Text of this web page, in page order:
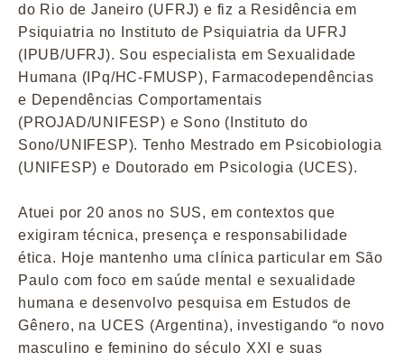
do Rio de Janeiro (UFRJ) e fiz a Residência em
Psiquiatria no Instituto de Psiquiatria da UFRJ
(IPUB/UFRJ). Sou especialista em Sexualidade
Humana (IPq/HC-FMUSP), Farmacodependências
e Dependências Comportamentais
(PROJAD/UNIFESP) e Sono (Instituto do
Sono/UNIFESP). Tenho Mestrado em Psicobiologia
(UNIFESP) e Doutorado em Psicologia (UCES).
Atuei por 20 anos no SUS, em contextos que
exigiram técnica, presença e responsabilidade
ética. Hoje mantenho uma clínica particular em São
Paulo com foco em saúde mental e sexualidade
humana e desenvolvo pesquisa em Estudos de
Gênero, na UCES (Argentina), investigando “o novo
masculino e feminino do século XXI e suas